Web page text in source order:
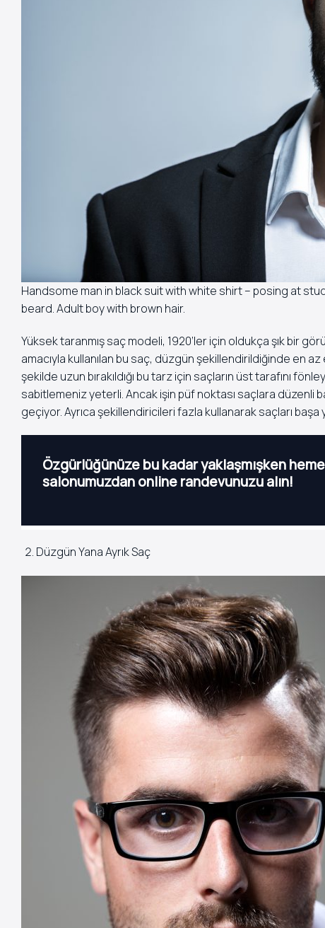
Handsome man in black suit with white shirt – posing at
beard. Adult boy with brown hair.
Yüksek taranmış saç modeli, 1920’ler için oldukça şık bir
amacıyla kullanılan bu saç, düzgün şekillendirildiğinde en
şekilde uzun bırakıldığı bu tarz için saçların üst tarafını
sabitlemeniz yeterli. Ancak işin püf noktası saçlara düzenli
geçiyor. Ayrıca şekillendiricileri fazla kullanarak saçları başa
Özgürlüğünüze bu kadar yaklaşmışken
salonumuzdan online randevunuzu alın!
Düzgün Yana Ayrık Saç